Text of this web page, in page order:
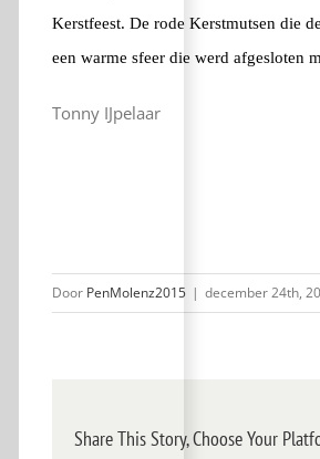
Kerstfeest. De rode Kerstmutsen die
een warme sfeer die werd afgesloten
Tonny IJpelaar
Door PenMolenz2015 | december 24th,
Share This Story, Choose Your